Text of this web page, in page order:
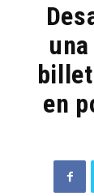
en